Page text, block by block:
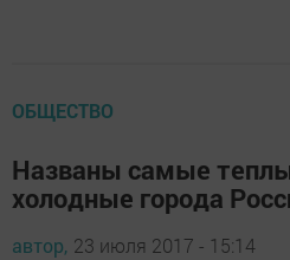
ОБЩЕСТВО
Названы самые
холодные города
автор, 23 июля 2017 - 15:14